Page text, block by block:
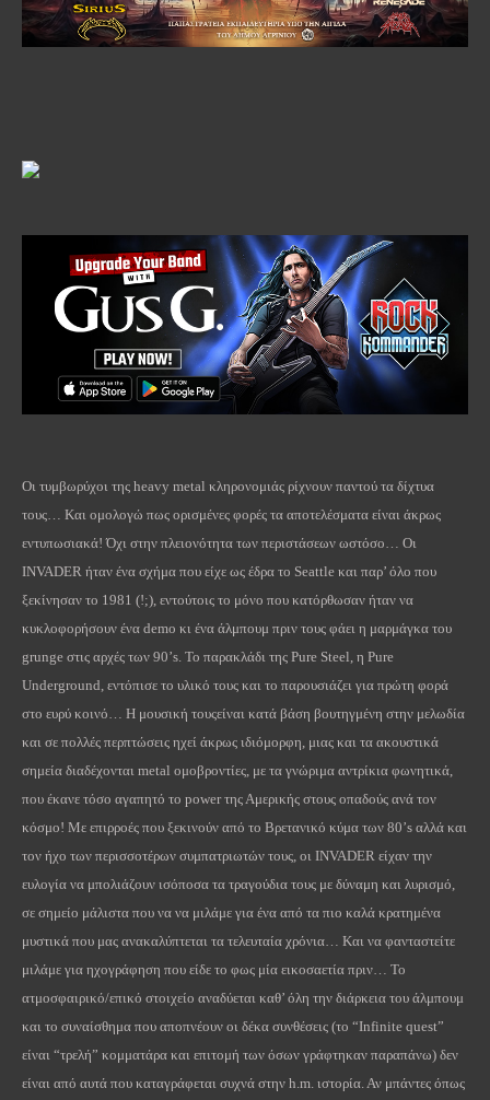
Οι τυμβωρύχοι της heavy metal κληρονομιάς ρίχνουν παντού τα δίχτυα
τους… Και ομολογώ πως ορισμένες φορές τα αποτελέσματα είναι άκρως
εντυπωσιακά! Όχι στην πλειονότητα των περιστάσεων ωστόσο… Οι
INVADER ήταν ένα σχήμα που είχε ως έδρα το Seattle και παρ’ όλο που
ξεκίνησαν το 1981 (!;), εντούτοις το μόνο που κατόρθωσαν ήταν να
κυκλοφορήσουν ένα demo κι ένα άλμπουμ πριν τους φάει η μαρμάγκα του
grunge στις αρχές των 90’s . Το παρακλάδι της Pure Steel , η Pure
Underground , εντόπισε το υλικό τους και το παρουσιάζει για πρώτη φορά
στο ευρύ κοινό… Η μουσική τουςείναι κατά βάση βουτηγμένη στην μελωδία
και σε πολλές περπτώσεις ηχεί άκρως ιδιόμορφη, μιας και τα ακουστικά
σημεία διαδέχονται metal ομοβροντίες, με τα γνώριμα αντρίκια φωνητικά,
που έκανε τόσο αγαπητό το power της Αμερικής στους οπαδούς ανά τον
κόσμο! Με επιρροές που ξεκινούν από το Βρετανικό κύμα των 80’s αλλά και
τον ήχο των περισσοτέρων συμπατριωτών τους, οι INVADER είχαν την
ευλογία να μπολιάζουν ισόποσα τα τραγούδια τους με δύναμη και λυρισμό,
σε σημείο μάλιστα που να να μιλάμε για ένα από τα πιο καλά κρατημένα
μυστικά που μας ανακαλύπτεται τα τελευταία χρόνια… Και να φανταστείτε
μιλάμε για ηχογράφηση που είδε το φως μία εικοσαετία πριν… Το
ατμοσφαιρικό/επικό στοιχείο αναδύεται καθ’ όλη την διάρκεια του άλμπουμ
και το συναίσθημα που αποπνέουν οι δέκα συνθέσεις (το “Infinite quest”
είναι “τρελή” κομματάρα και επιτομή των όσων γράφτηκαν παραπάνω) δεν
είναι από αυτά που καταγράφεται συχνά στην h m . ιστορία. Αν μπάντες όπως